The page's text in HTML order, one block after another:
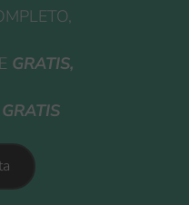
GRATIS,
GRATIS